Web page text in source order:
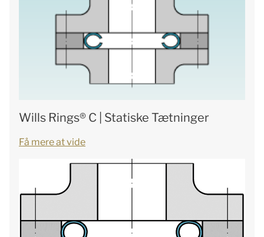
Wills Rings® C | Statiske Tætninger
Få mere at vide